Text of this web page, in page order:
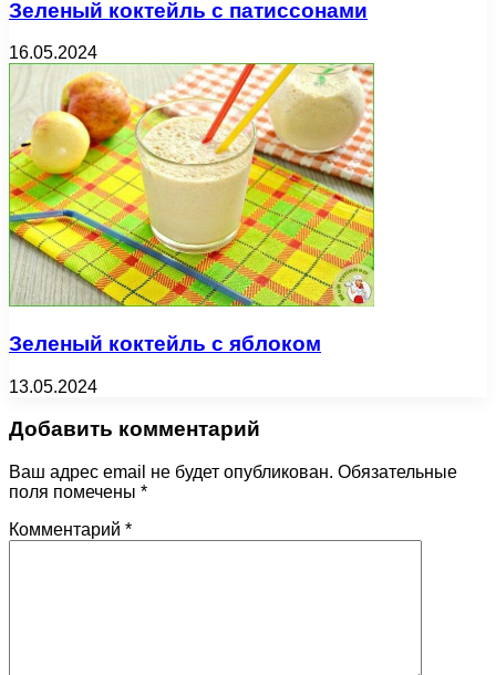
Зеленый коктейль с патиссонами
16.05.2024
Зеленый коктейль с яблоком
13.05.2024
Добавить комментарий
Ваш адрес email не будет опубликован. Обязательные
поля помечены *
Комментарий *